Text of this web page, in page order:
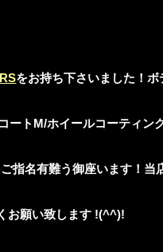
をお持ち下さいました！
ートM/ホイールコーティン
指名有難う御座います！当
お願い致します !(^^)!